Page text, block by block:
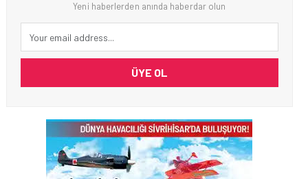
Yeni haberlerden anında haberdar olun
ÜYE OL